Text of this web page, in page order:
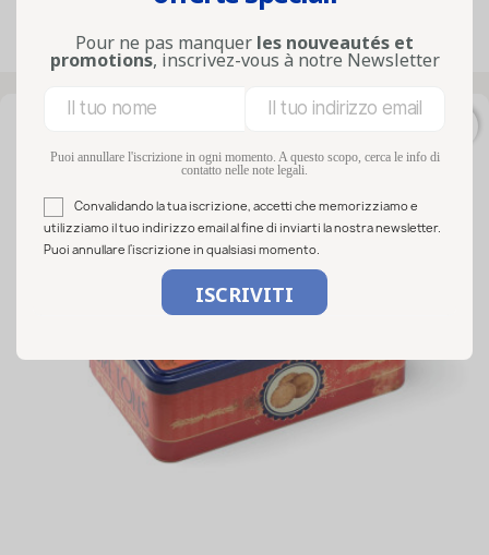
Visualizzati 1-15 su 15 articoli
Pour ne pas manquer les nouveautés et
promotions, inscrivez-vous à notre Newsletter
Puoi annullare l'iscrizione in ogni momento. A questo scopo, cerca le info di
contatto nelle note legali.
Convalidando la tua iscrizione, accetti che memorizziamo e
utilizziamo il tuo indirizzo email al fine di inviarti la nostra newsletter.
Puoi annullare l'iscrizione in qualsiasi momento.